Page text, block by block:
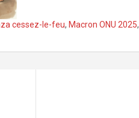
cessez-le-feu, Macron ONU 2025,